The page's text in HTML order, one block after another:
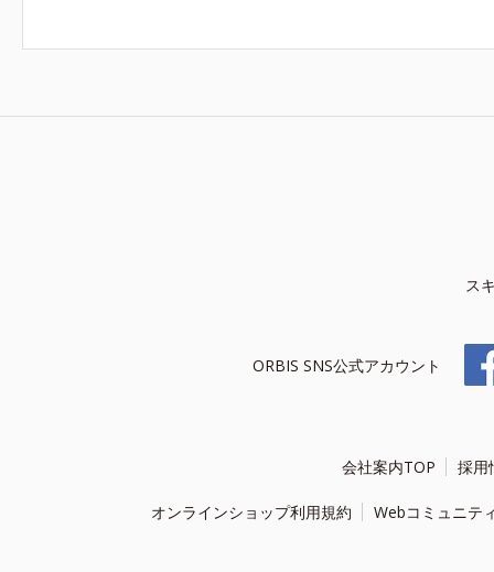
ス
ORBIS SNS公式アカウント
会社案内TOP 採用
オンラインショップ利用規約 Webコミュニテ